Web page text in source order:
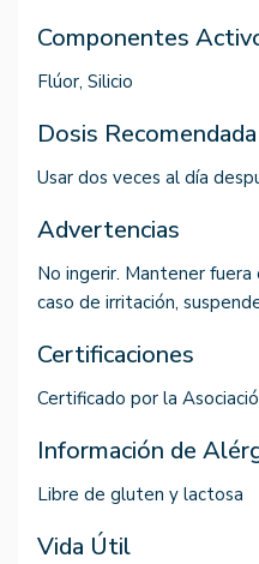
Componentes
Flúor, Silicio
Dosis Recomendada
Usar dos veces al día
Advertencias
No ingerir. Mantener fuera
caso de irritación,
Certificaciones
Certificado por la
Información de
Libre de gluten y lactosa
Vida Útil